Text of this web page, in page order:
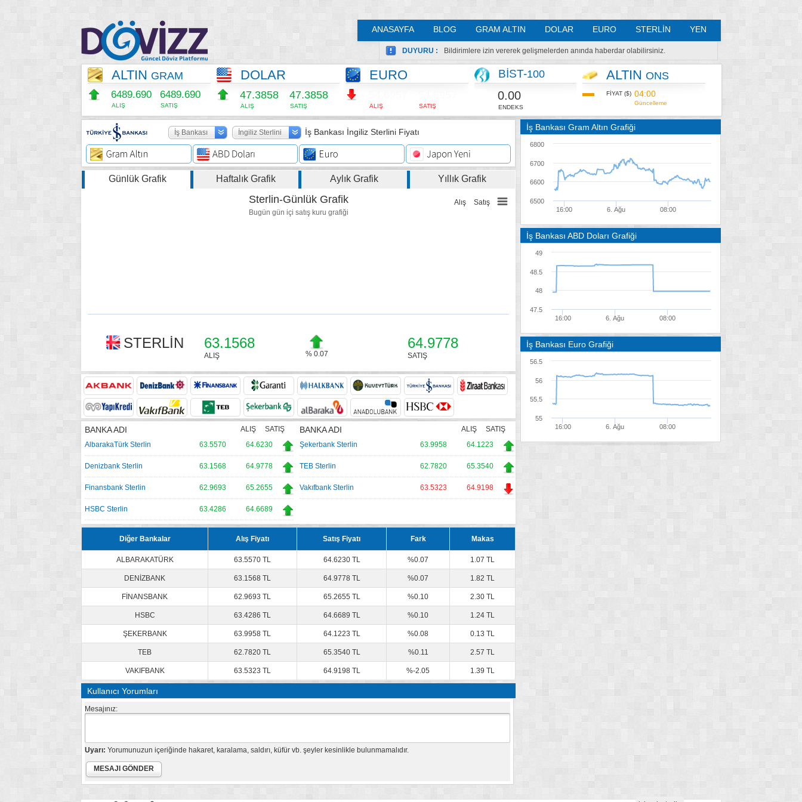
ANASAYFA BLOG GRAM ALTIN DOLAR EURO STERLİN YEN
DUYURU : Bildirimlere izin vererek gelişmelerden anında haberdar olabilirsiniz.
ALTIN GRAM
6489.690
ALIŞ
6489.690
SATIŞ
DOLAR
47.3858
ALIŞ
47.3858
SATIŞ
EURO
ALIŞ SATIŞ
BİST-100
0.00
ENDEKS
ALTIN ONS
FİYAT ($) 04:00
Güncelleme
İş Bankası İngiliz Sterlini İş Bankası İngiliz Sterlini Fiyatı
Günlük Grafik Haftalık Grafik Aylık Grafik Yıllık Grafik
Satış
Alış
Sterlin-Günlük Grafik
Bugün gün içi satış kuru grafiği
STERLİN 63.1568
ALIŞ % 0.07
64.9778
SATIŞ
BANKA ADI SATIŞ
ALIŞ
AlbarakaTürk Sterlin
64.6230
63.5570
Denizbank Sterlin 64.9778
63.1568
Finansbank Sterlin 65.2655
62.9693
HSBC Sterlin 64.6689
63.4286
BANKA ADI SATIŞ
ALIŞ
Şekerbank Sterlin
64.1223
63.9958
TEB Sterlin 65.3540
62.7820
Vakıfbank Sterlin 64.9198
63.5323
Diğer Bankalar Alış Fiyatı Satış Fiyatı Fark Makas
ALBARAKATÜRK 63.5570 TL 64.6230 TL %0.07 1.07 TL
DENİZBANK 63.1568 TL 64.9778 TL %0.07 1.82 TL
FİNANSBANK 62.9693 TL 65.2655 TL %0.10 2.30 TL
HSBC 63.4286 TL 64.6689 TL %0.10 1.24 TL
ŞEKERBANK 63.9958 TL 64.1223 TL %0.08 0.13 TL
TEB 62.7820 TL 65.3540 TL %0.11 2.57 TL
VAKIFBANK 63.5323 TL 64.9198 TL %-2.05 1.39 TL
Kullanıcı Yorumları
Mesajınız:
Uyarı: Yorumunuzun içeriğinde hakaret, karalama, saldırı, küfür vb. şeyler kesinlikle bulunmamalıdır.
MESAJI GÖNDER
İş Bankası Gram Altın Grafiği
16:00 6. Ağu 08:00
6500
6600
6700
6800
İş Bankası ABD Doları Grafiği
16:00 6. Ağu 08:00
47.5
48
48.5
49
İş Bankası Euro Grafiği
16:00 6. Ağu 08:00
55
55.5
56
56.5